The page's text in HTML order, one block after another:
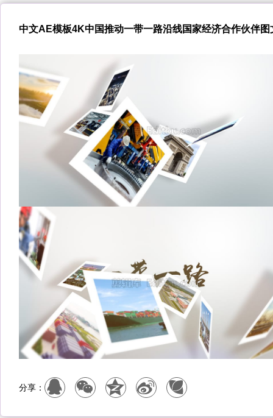
中文AE模板4K中国推动一带一路沿线国家经济合作伙伴图
分享：